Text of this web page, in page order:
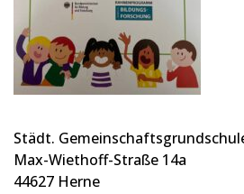
Städt.
Max-Wiethoff-Straße 14a
44627 Herne